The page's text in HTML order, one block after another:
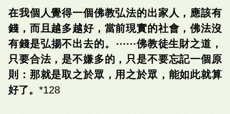
在我個人覺得一個佛教弘法的出家人，應該有
錢，而且越多越好，當前現實的社會，佛法沒
有錢是弘揚不出去的。⋯⋯佛教徒生財之道，
只要合法，是不嫌多的，只是不要忘記一個原
則：那就是取之於眾，用之於眾，能如此就算
好了。 *128